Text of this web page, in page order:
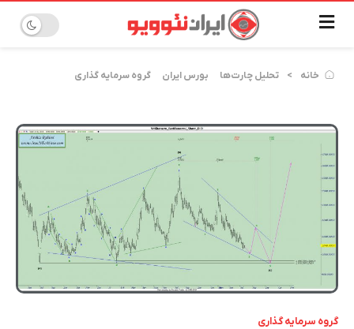
خانه تحلیل چارت‌ها بورس ایران گروه سرمایه گذاری
گروه سرمایه گذاری